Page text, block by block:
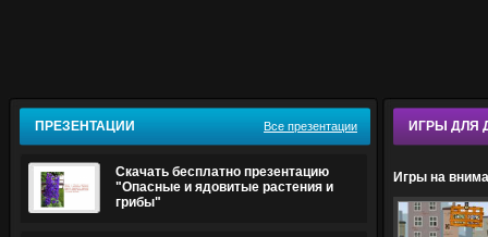
ПРЕЗЕНТАЦИИ Все презентации
Скачать бесплатно презентацию
"Опасные и ядовитые растения и
грибы"
ИГРЫ ДЛЯ
Игры на